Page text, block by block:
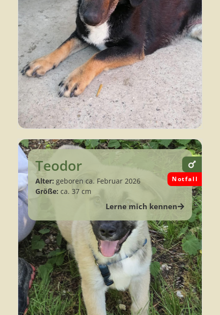
Teodor
Alter: geboren ca. Februar 2026
Größe: ca. 37 cm
Lerne mich kennen
Notfall